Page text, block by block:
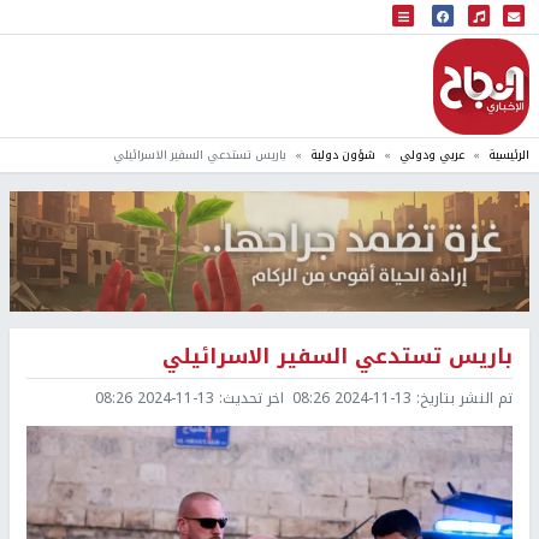
البث المباشر
إذاعة النجاح
الرئيسية عربي ودولي شؤون دولية باريس تستدعي السفير الاسرائيلي
باريس تستدعي السفير الاسرائيلي
تم النشر بتاريخ: 2024-11-13 08:26 اخر تحديث: 2024-11-13 08:26